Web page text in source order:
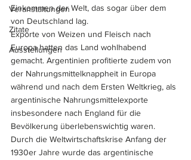
Veranstaltungen
Zitate
Ausstellungen
Einkommen der Welt, das sogar über dem
von Deutschland lag.
Exporte von Weizen und Fleisch nach
Europa hatten das Land wohlhabend
gemacht. Argentinien profitierte zudem von
der Nahrungsmittelknappheit in Europa
während und nach dem Ersten Weltkrieg, als
argentinische Nahrungsmittelexporte
insbesondere nach England für die
Bevölkerung überlebenswichtig waren.
Durch die Weltwirtschaftskrise Anfang der
1930er Jahre wurde das argentinische